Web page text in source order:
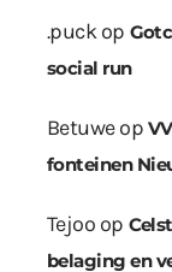
.puckop
social run
Betuweop
fonteinen
Tejoo op
belaging en